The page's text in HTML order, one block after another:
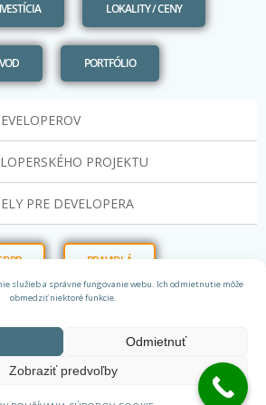
služieb a správne fungovanie webu. Ich odmietnutie môže
obmedziť niektoré funkcie.
Odmietnuť
Zobraziť predvoľby
LOKALITY / CENY
PORTFÓLIO
PROJEKTU
PRE DEVELOPERA
PRAVIDLÁ